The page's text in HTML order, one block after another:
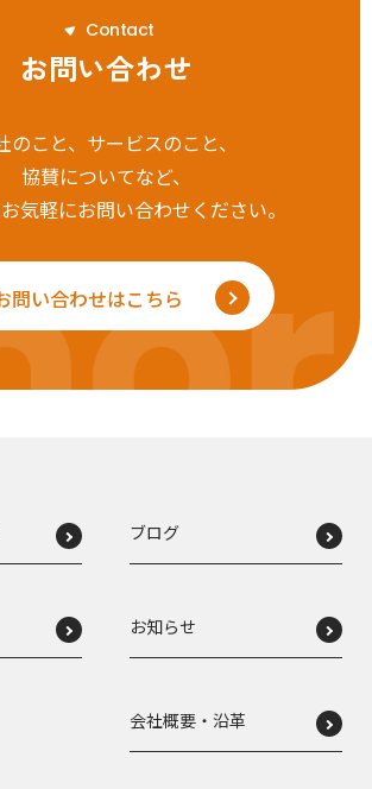
Contact
お問い合わせ
のこと、サービスのこと、
協賛についてなど、
気軽にお問い合わせください。
問い合わせはこちら
ブログ
お知らせ
会社概要・沿革